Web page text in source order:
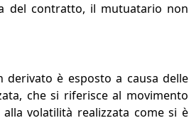
del contratto, il mutuatario non
è esposto a causa delle
che si riferisce al movimento
volatilità realizzata come si è